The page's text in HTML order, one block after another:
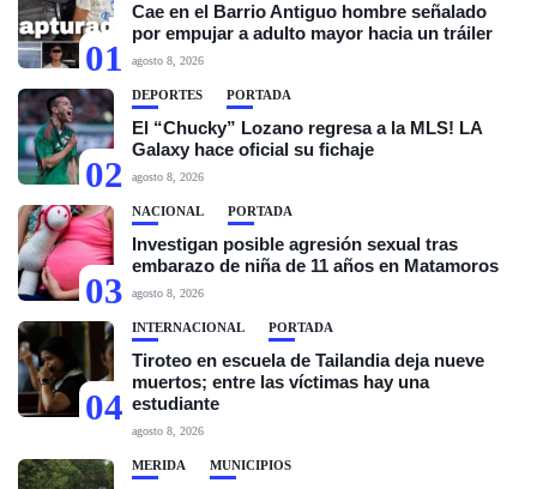
01
Cae en el Barrio Antiguo hombre señalado
por empujar a adulto mayor hacia un tráiler
agosto 8, 2026
02
DEPORTES PORTADA
El “Chucky” Lozano regresa a la MLS! LA
Galaxy hace oficial su fichaje
agosto 8, 2026
03
NACIONAL PORTADA
Investigan posible agresión sexual tras
embarazo de niña de 11 años en Matamoros
agosto 8, 2026
04
INTERNACIONAL PORTADA
Tiroteo en escuela de Tailandia deja nueve
muertos; entre las víctimas hay una
estudiante
agosto 8, 2026
MÉRIDA MUNICIPIOS